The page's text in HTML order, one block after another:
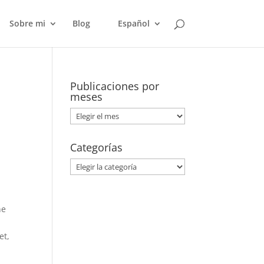
Sobre mi Blog Español
Publicaciones por
meses
Publicaciones
por
meses
Categorías
Categorías